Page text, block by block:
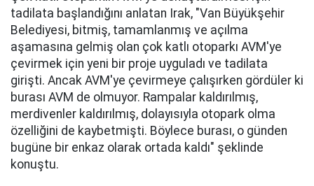
tadilata başlandığını anlatan Irak, "Van Büyükşehir
Belediyesi, bitmiş, tamamlanmış ve açılma
aşamasına gelmiş olan çok katlı otoparkı AVM'ye
çevirmek için yeni bir proje uyguladı ve tadilata
girişti. Ancak AVM'ye çevirmeye çalışırken gördüler ki
burası AVM de olmuyor. Rampalar kaldırılmış,
merdivenler kaldırılmış, dolayısıyla otopark olma
özelliğini de kaybetmişti. Böylece burası, o günden
bugüne bir enkaz olarak ortada kaldı" şeklinde
konuştu.